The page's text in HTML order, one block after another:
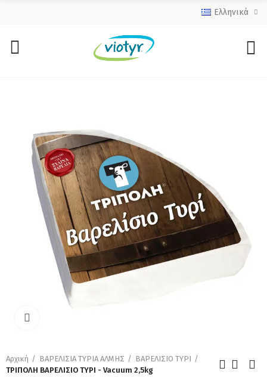
Ελληνικά
Αρχική ΒΑΡΕΛΙΣΙΑ ΤΥΡΙΑ ΑΛΜΗΣ
ΒΑΡΕΛΙΣΙΟ ΤΥΡΙ
ΤΡΙΠΟΛΗ ΒΑΡΕΛΙΣΙΟ ΤΥΡΙ - Vacuum 2,5kg